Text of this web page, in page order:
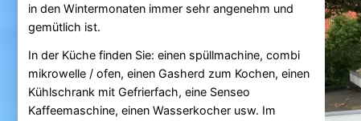
in den Wintermonaten immer sehr angenehm und
gemütlich ist.
In der Küche finden Sie: einen spüllmachine, combi
mikrowelle / ofen, einen Gasherd zum Kochen, einen
Kühlschrank mit Gefrierfach, eine Senseo
Kaffeemaschine, einen Wasserkocher usw. Im